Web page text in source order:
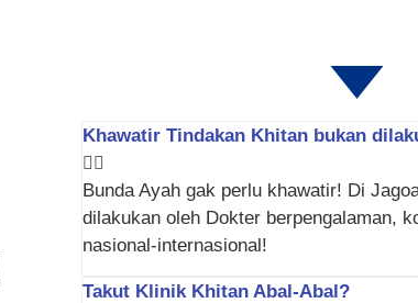
Khawatir Tindakan Khitan bukan
Bunda Ayah gak perlu khawatir! Di
dilakukan oleh Dokter berpengalaman,
nasional-internasional!
Takut Klinik Khitan Abal-Abal?